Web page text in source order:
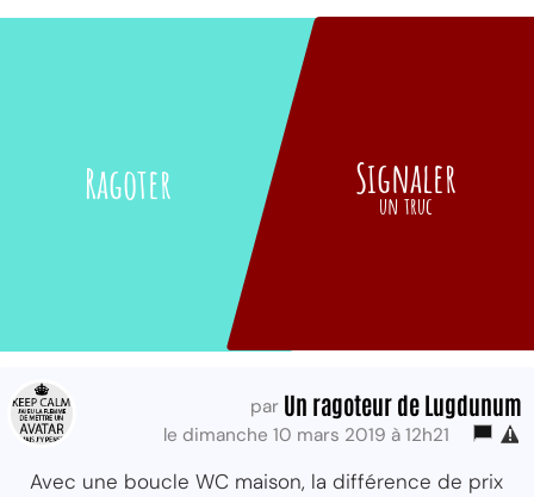
Ragoter Signaler
un truc
par Un ragoteur de Lugdunum
le dimanche 10 mars 2019 à 12h21
Avec une boucle WC maison, la différence de prix